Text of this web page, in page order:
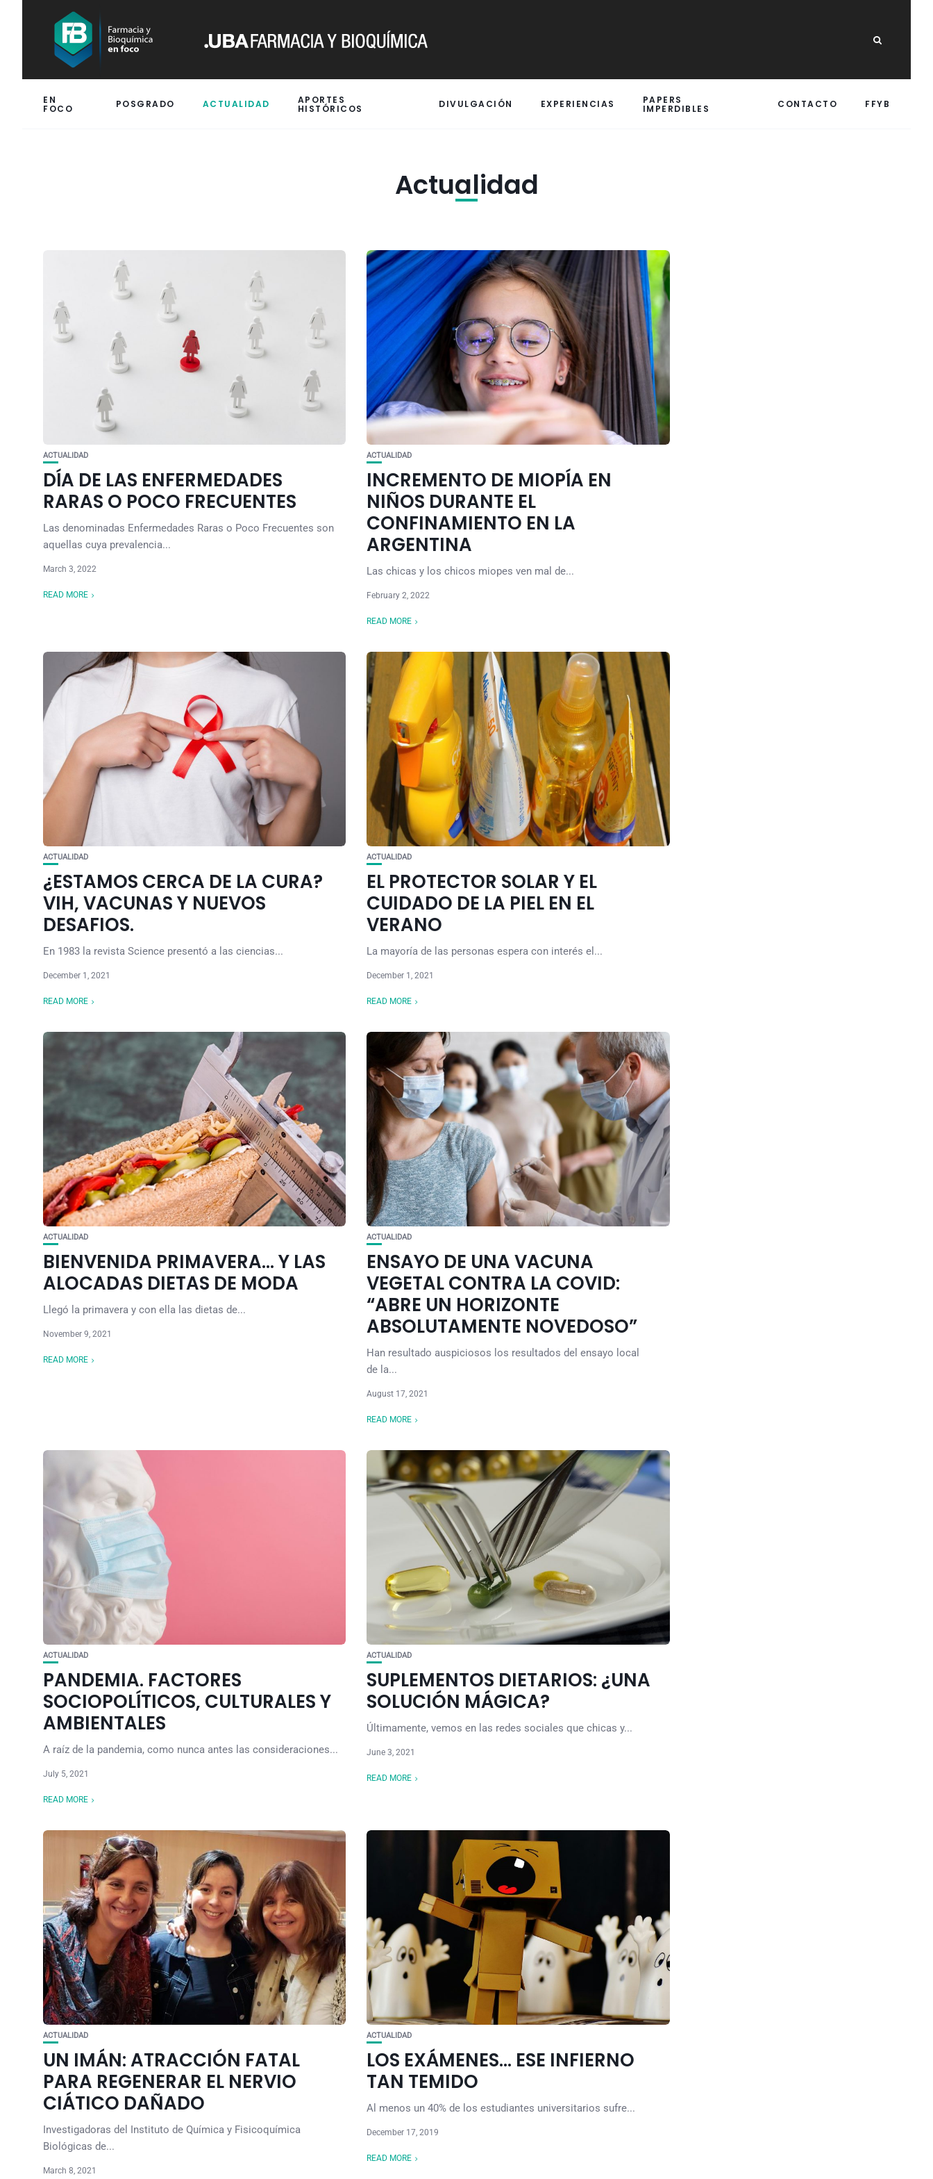
EN
FOCO POSGRADO ACTUALIDAD APORTES
HISTÓRICOS DIVULGACIÓN EXPERIENCIAS PAPERS
IMPERDIBLES CONTACTO FFYB
Actualidad
ACTUALIDAD
DÍA DE LAS ENFERMEDADES
RARAS O POCO FRECUENTES
Las denominadas Enfermedades Raras o Poco Frecuentes son
aquellas cuya prevalencia...
March 3, 2022
READ MORE
ACTUALIDAD
INCREMENTO DE MIOPÍA EN
NIÑOS DURANTE EL
CONFINAMIENTO EN LA
ARGENTINA
Las chicas y los chicos miopes ven mal de...
February 2, 2022
READ MORE
ACTUALIDAD
¿ESTAMOS CERCA DE LA CURA?
VIH, VACUNAS Y NUEVOS
DESAFIOS.
En 1983 la revista Science presentó a las ciencias...
December 1, 2021
READ MORE
ACTUALIDAD
EL PROTECTOR SOLAR Y EL
CUIDADO DE LA PIEL EN EL
VERANO
La mayoría de las personas espera con interés el...
December 1, 2021
READ MORE
ACTUALIDAD
BIENVENIDA PRIMAVERA… Y LAS
ALOCADAS DIETAS DE MODA
Llegó la primavera y con ella las dietas de...
November 9, 2021
READ MORE
ACTUALIDAD
ENSAYO DE UNA VACUNA
VEGETAL CONTRA LA COVID:
“ABRE UN HORIZONTE
ABSOLUTAMENTE NOVEDOSO”
Han resultado auspiciosos los resultados del ensayo local
de la...
August 17, 2021
READ MORE
ACTUALIDAD
PANDEMIA. FACTORES
SOCIOPOLÍTICOS, CULTURALES Y
AMBIENTALES
A raíz de la pandemia, como nunca antes las consideraciones...
July 5, 2021
READ MORE
ACTUALIDAD
SUPLEMENTOS DIETARIOS: ¿UNA
SOLUCIÓN MÁGICA?
Últimamente, vemos en las redes sociales que chicas y...
June 3, 2021
READ MORE
ACTUALIDAD
UN IMÁN: ATRACCIÓN FATAL
PARA REGENERAR EL NERVIO
CIÁTICO DAÑADO
Investigadoras del Instituto de Química y Fisicoquímica
Biológicas de...
March 8, 2021
ACTUALIDAD
LOS EXÁMENES… ESE INFIERNO
TAN TEMIDO
Al menos un 40% de los estudiantes universitarios sufre...
December 17, 2019
READ MORE